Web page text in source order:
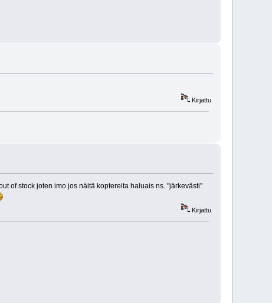
Kirjattu
of stock joten imo jos näitä koptereita haluais ns. "järkevästi"
Kirjattu